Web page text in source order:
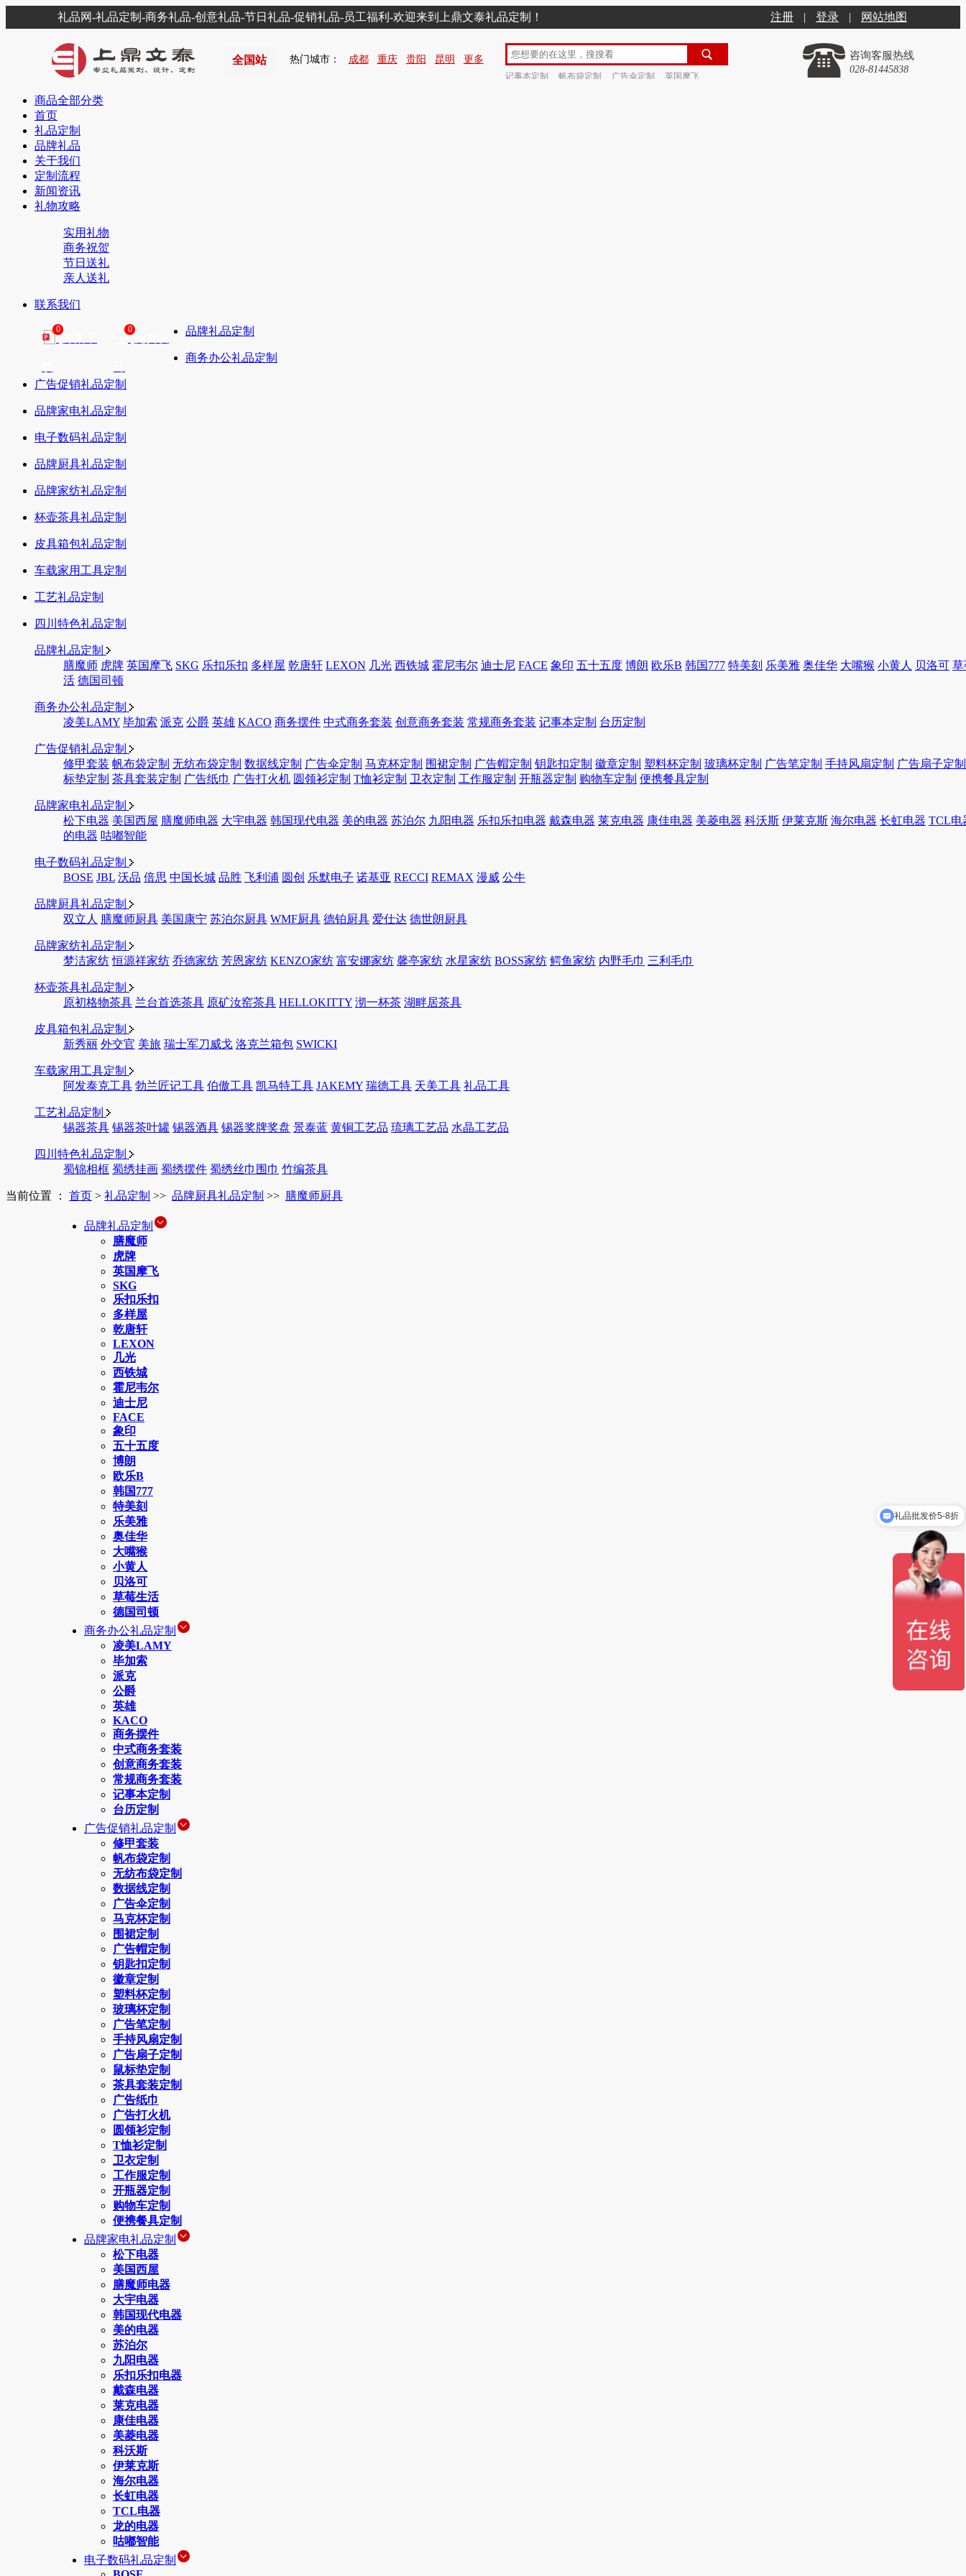
礼品网-礼品定制-商务礼品-创意礼品-节日礼品-促销礼品-员工福利-欢迎来到上鼎文泰礼品定制！ 注册 | 登录 | 网站地图
全国站 热门城市： 成都 重庆 贵阳 昆明 更多
记事本定制 帆布袋定制 广告伞定制 英国摩飞
咨询客服热线
028-81445838
商品全部分类
首页
礼品定制
品牌礼品
关于我们
定制流程
新闻资讯
礼物攻略
实用礼物
商务祝贺
节日送礼
亲人送礼
联系我们
0 0 品牌礼品定制
商务办公礼品定制
广告促销礼品定制
品牌家电礼品定制
电子数码礼品定制
品牌厨具礼品定制
品牌家纺礼品定制
杯壶茶具礼品定制
皮具箱包礼品定制
车载家用工具定制
工艺礼品定制
四川特色礼品定制
品牌礼品定制
膳魔师 虎牌 英国摩飞 SKG 乐扣乐扣 多样屋 乾唐轩 LEXON 几光 西铁城 霍尼韦尔 迪士尼 FACE 象印 五十五度 博朗 欧乐B 韩国777 特美刻 乐美雅 奥佳华 大嘴猴 小黄人 贝洛可 草
活 德国司顿
商务办公礼品定制
凌美LAMY 毕加索 派克 公爵 英雄 KACO 商务摆件 中式商务套装 创意商务套装 常规商务套装 记事本定制 台历定制
广告促销礼品定制
修甲套装 帆布袋定制 无纺布袋定制 数据线定制 广告伞定制 马克杯定制 围裙定制 广告帽定制 钥匙扣定制 徽章定制 塑料杯定制 玻璃杯定制 广告笔定制 手持风扇定制 广告扇子定制
标垫定制 茶具套装定制 广告纸巾 广告打火机 圆领衫定制 T恤衫定制 卫衣定制 工作服定制 开瓶器定制 购物车定制 便携餐具定制
品牌家电礼品定制
松下电器 美国西屋 膳魔师电器 大宇电器 韩国现代电器 美的电器 苏泊尔 九阳电器 乐扣乐扣电器 戴森电器 莱克电器 康佳电器 美菱电器 科沃斯 伊莱克斯 海尔电器 长虹电器 TCL电
的电器 咕嘟智能
电子数码礼品定制
BOSE JBL 沃品 倍思 中国长城 品胜 飞利浦 圆创 乐默电子 诺基亚 RECCI REMAX 漫威 公牛
品牌厨具礼品定制
双立人 膳魔师厨具 美国康宁 苏泊尔厨具 WMF厨具 德铂厨具 爱仕达 德世朗厨具
品牌家纺礼品定制
梦洁家纺 恒源祥家纺 乔德家纺 芳恩家纺 KENZO家纺 富安娜家纺 馨亭家纺 水星家纺 BOSS家纺 鳄鱼家纺 内野毛巾 三利毛巾
杯壶茶具礼品定制
原初格物茶具 兰台首选茶具 原矿汝窑茶具 HELLOKITTY 沏一杯茶 湖畔居茶具
皮具箱包礼品定制
新秀丽 外交官 美旅 瑞士军刀威戈 洛克兰箱包 SWICKI
车载家用工具定制
阿发泰克工具 勃兰匠记工具 伯傲工具 凯马特工具 JAKEMY 瑞德工具 天美工具 礼品工具
工艺礼品定制
锡器茶具 锡器茶叶罐 锡器酒具 锡器奖牌奖盘 景泰蓝 黄铜工艺品 琉璃工艺品 水晶工艺品
四川特色礼品定制
蜀锦相框 蜀绣挂画 蜀绣摆件 蜀绣丝巾围巾 竹编茶具
当前位置 ： 首页 > 礼品定制 >> 品牌厨具礼品定制 >> 膳魔师厨具
品牌礼品定制
膳魔师
虎牌
英国摩飞
SKG
乐扣乐扣
多样屋
乾唐轩
LEXON
几光
西铁城
霍尼韦尔
迪士尼
FACE
象印
五十五度
博朗
欧乐B
韩国777
特美刻
乐美雅
奥佳华
大嘴猴
小黄人
贝洛可
草莓生活
德国司顿
商务办公礼品定制
凌美LAMY
毕加索
派克
公爵
英雄
KACO
商务摆件
中式商务套装
创意商务套装
常规商务套装
记事本定制
台历定制
广告促销礼品定制
修甲套装
帆布袋定制
无纺布袋定制
数据线定制
广告伞定制
马克杯定制
围裙定制
广告帽定制
钥匙扣定制
徽章定制
塑料杯定制
玻璃杯定制
广告笔定制
手持风扇定制
广告扇子定制
鼠标垫定制
茶具套装定制
广告纸巾
广告打火机
圆领衫定制
T恤衫定制
卫衣定制
工作服定制
开瓶器定制
购物车定制
便携餐具定制
品牌家电礼品定制
松下电器
美国西屋
膳魔师电器
大宇电器
韩国现代电器
美的电器
苏泊尔
九阳电器
乐扣乐扣电器
戴森电器
莱克电器
康佳电器
美菱电器
科沃斯
伊莱克斯
海尔电器
长虹电器
TCL电器
龙的电器
咕嘟智能
电子数码礼品定制
礼品批发价5-8折